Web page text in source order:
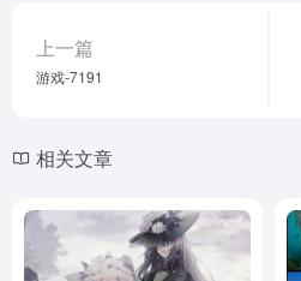
上一篇
游戏-7191
相关文章